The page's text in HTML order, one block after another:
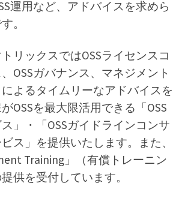
運用など、アドバイスを求めら
。
リックスではOSSライセンスコ
OSSガバナンス、マネジメント
よるタイムリーなアドバイスを
OSSを最大限活用できる「OSS
」・「OSSガイドラインコンサ
ス」を提供いたします。また、
Training」（有償トレーニン
供を受付しています。